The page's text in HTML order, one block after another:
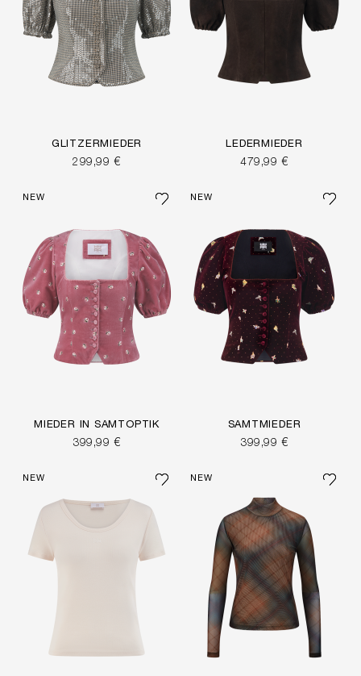
GLITZERMIEDER
299,99 €
LEDERMIEDER
479,99 €
NEW
MIEDER IN SAMTOPTIK
399,99 €
NEW
SAMTMIEDER
399,99 €
NEW NEW